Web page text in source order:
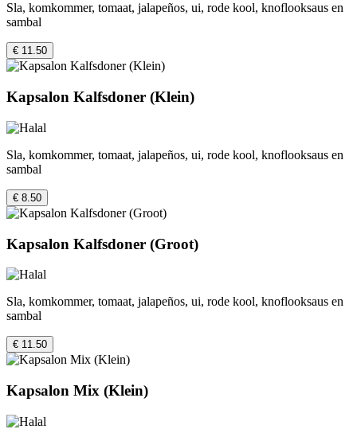
Sla, komkommer, tomaat, jalapeños, ui, rode kool, knoflooksaus en
sambal
€ 11.50
Kapsalon Kalfsdoner (Klein)
Sla, komkommer, tomaat, jalapeños, ui, rode kool, knoflooksaus en
sambal
€ 8.50
Kapsalon Kalfsdoner (Groot)
Sla, komkommer, tomaat, jalapeños, ui, rode kool, knoflooksaus en
sambal
€ 11.50
Kapsalon Mix (Klein)